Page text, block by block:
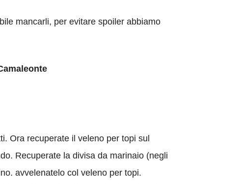
mancarli, per evitare spoiler abbiamo
Ora recuperate il veleno per topi sul
Recuperate la divisa da marinaio (negli
avvelenatelo col veleno per topi.